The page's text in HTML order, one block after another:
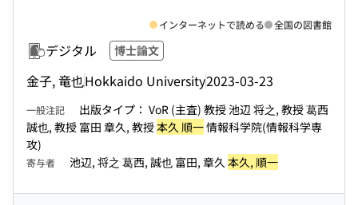
デジタル 博士論文
金子, 竜也Hokkaido University2023-03-23
インターネットで読める 全国の図書館
一般注記
出版タイプ： VoR (主査) 教授 池辺 将之, 教授 葛西
誠也, 教授 富田 章久, 教授本久 順一情報科学院(情報科学専
攻)
寄与者 池辺, 将之 葛西, 誠也 富田, 章久 本久, 順一